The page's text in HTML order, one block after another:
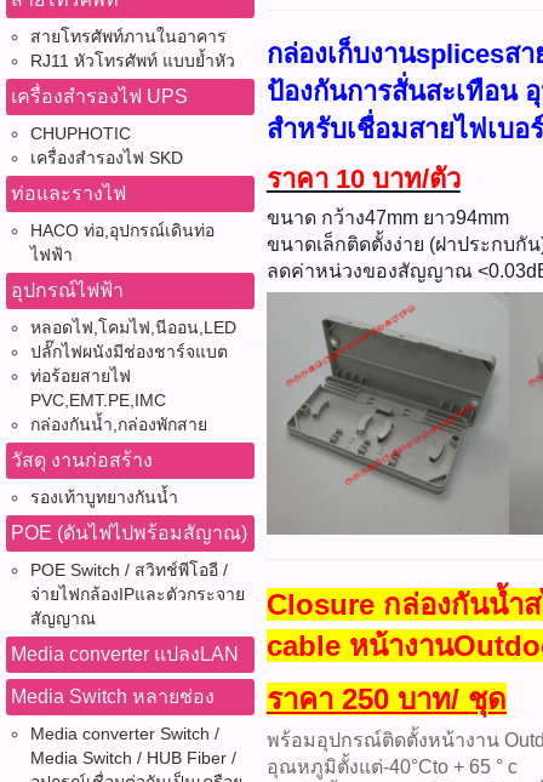
สายโทรศัพท์ภานในอาคาร
RJ11 หัวโทรศัพท์ แบบย้ำหัว
เครื่องสำรองไฟ UPS
CHUPHOTIC
เครื่องสำรองไฟ SKD
ท่อและรางไฟ
HACO ท่อ,อุปกรณ์เดินท่อ
ไฟฟ้า
อุปกรณ์ไฟฟ้า
หลอดไฟ,โคมไฟ,นีออน,LED
ปลั๊กไฟผนังมีช่องชาร์จแบต
ท่อร้อยสายไฟ
PVC,EMT.PE,IMC
กล่องกันน้ำ,กล่องพักสาย
วัสดุ งานก่อสร้าง
รองเท้าบูทยางกันน้ำ
POE (ดันไฟไปพร้อมสัญาณ)
POE Switch / สวิทช์พีโออี /
จ่ายไฟกล้องIPและตัวกระจาย
สัญญาณ
Media converter แปลงLAN
Media Switch หลายช่อง
Media converter Switch /
Media Switch / HUB Fiber /
กล่องเก็บงานsplicesส
ป้องกันการสั่นสะเทือน
สำหรับเชื่อมสายไฟเบอ
ราคา 10 บาท/ตัว
ขนาด กว้าง47mm ยาว94mm
ขนาดเล็กติดตั้งง่าย (ฝาประกบกัน
ลดค่าหน่วงของสัญญาณ
Closure กล่องกันน้ำ
cable หน้างาน
ราคา 250 บาท/ ชุด
พร้อมอุปกรณ์ติดตั้งหน้างาน
อุณหภูมิตั้งแต่-40°Cto + 65 ° c